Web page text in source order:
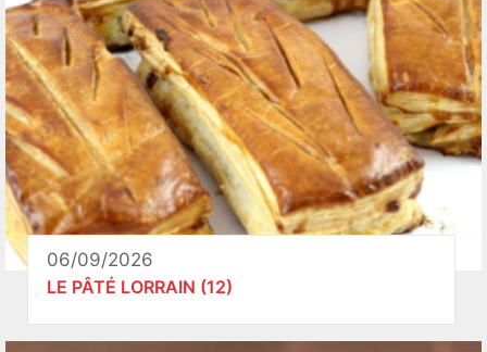
06/09/2026
LE PÂTÉ LORRAIN (12)